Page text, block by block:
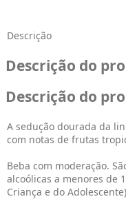
Descrição
Descrição do
Descrição do
A sedução dourada da
com notas de frutas
Beba com moderação.
alcoólicas a menores de
Criança e do